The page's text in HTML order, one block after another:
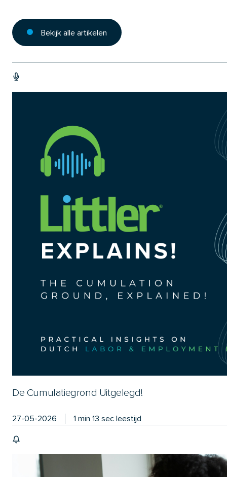
Bekijk alle artikelen
De Cumulatiegrond Uitgelegd!
27-05-2026 1 min 13 sec leestijd